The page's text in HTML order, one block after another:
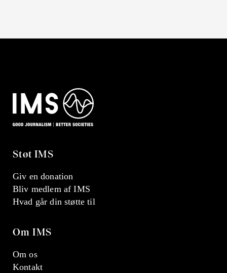
Støt IMS
Giv en donation
Bliv medlem af IMS
Hvad går din støtte til
Om IMS
Om os
Kontakt